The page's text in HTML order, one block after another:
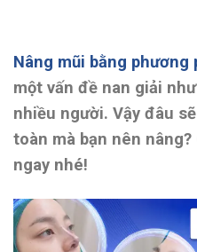
Nâng mũi bằng
một vấn đề nan giải
nhiều người. Vậy đâu
toàn mà bạn nên
ngay nhé!